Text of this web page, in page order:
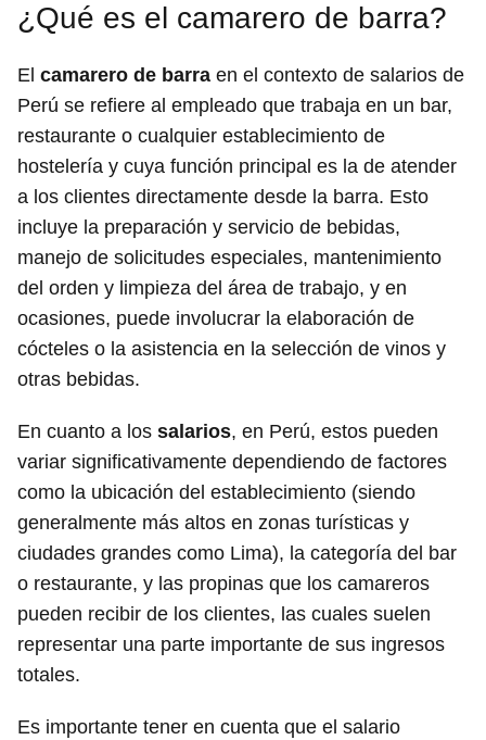
¿Qué es el camarero de barra?
El camarero de barra en el contexto de salarios de
Perú se refiere al empleado que trabaja en un bar,
restaurante o cualquier establecimiento de
hostelería y cuya función principal es la de atender
a los clientes directamente desde la barra. Esto
incluye la preparación y servicio de bebidas,
manejo de solicitudes especiales, mantenimiento
del orden y limpieza del área de trabajo, y en
ocasiones, puede involucrar la elaboración de
cócteles o la asistencia en la selección de vinos y
otras bebidas.
En cuanto a los salarios, en Perú, estos pueden
variar significativamente dependiendo de factores
como la ubicación del establecimiento (siendo
generalmente más altos en zonas turísticas y
ciudades grandes como Lima), la categoría del bar
o restaurante, y las propinas que los camareros
pueden recibir de los clientes, las cuales suelen
representar una parte importante de sus ingresos
totales.
Es importante tener en cuenta que el salario